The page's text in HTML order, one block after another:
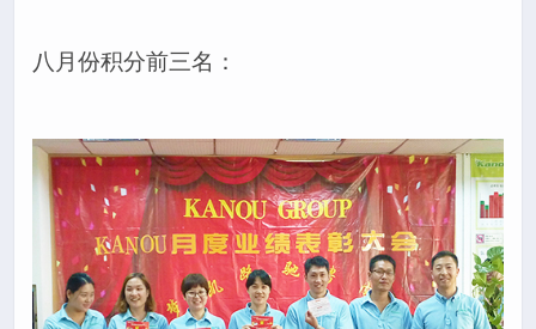
八月份积分前三名：